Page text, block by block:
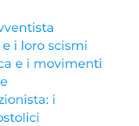
i loro scismi
e i movimenti
i